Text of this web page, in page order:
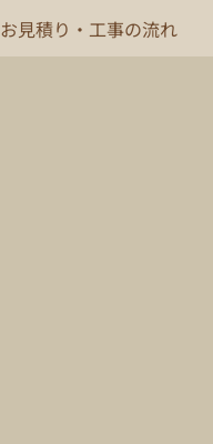
お見積り・工事の流れ